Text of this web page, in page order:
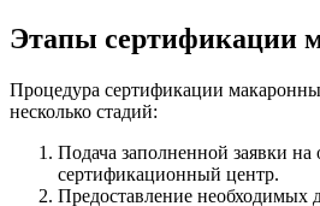
Этапы сертификации
Процедура сертификации
несколько стадий:
Подача заполненной заявки на
сертификационный центр.
Предоставление необходимых